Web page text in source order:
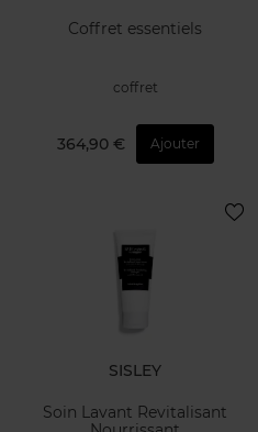
Coffret essentiels
coffret
364,90 € Ajouter
SISLEY
Soin Lavant Revitalisant